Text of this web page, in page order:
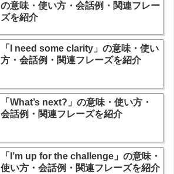
の意味・使い方・会話例・関連フレー
ズを紹介
「I need some clarity」の意味・使い
方・会話例・関連フレーズを紹介
「What’s next?」の意味・使い方・
会話例・関連フレーズを紹介
「I’m up for the challenge」の意味・
使い方・会話例・関連フレーズを紹介